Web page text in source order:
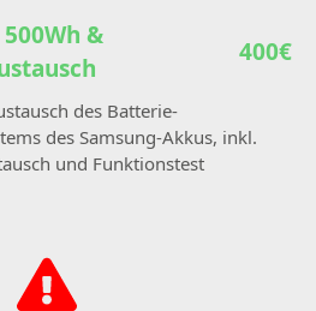
&
400€
des Batterie-
des Samsung-Akkus, inkl.
und Funktionstest